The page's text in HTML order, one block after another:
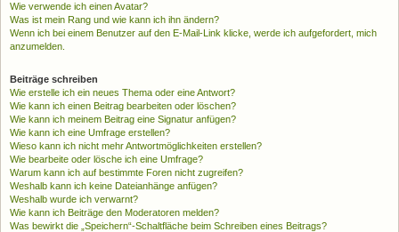
Wie verwende ich einen Avatar?
Was ist mein Rang und wie kann ich ihn ändern?
Wenn ich bei einem Benutzer auf den E-Mail-Link klicke, werde ich aufgefordert, mich
anzumelden.
Beiträge schreiben
Wie erstelle ich ein neues Thema oder eine Antwort?
Wie kann ich einen Beitrag bearbeiten oder löschen?
Wie kann ich meinem Beitrag eine Signatur anfügen?
Wie kann ich eine Umfrage erstellen?
Wieso kann ich nicht mehr Antwortmöglichkeiten erstellen?
Wie bearbeite oder lösche ich eine Umfrage?
Warum kann ich auf bestimmte Foren nicht zugreifen?
Weshalb kann ich keine Dateianhänge anfügen?
Weshalb wurde ich verwarnt?
Wie kann ich Beiträge den Moderatoren melden?
Was bewirkt die „Speichern“-Schaltfläche beim Schreiben eines Beitrags?